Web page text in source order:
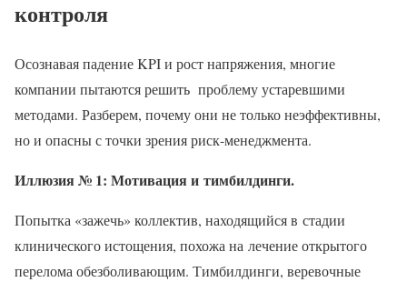
контроля
Осознавая падение KPI и рост напряжения, многие
компании пытаются решить проблему устаревшими
методами. Разберем, почему они не только неэффективны,
но и опасны с точки зрения риск-менеджмента.
Иллюзия № 1: Мотивация и тимбилдинги.
Попытка «зажечь» коллектив, находящийся в стадии
клинического истощения, похожа на лечение открытого
перелома обезболивающим. Тимбилдинги, веревочные